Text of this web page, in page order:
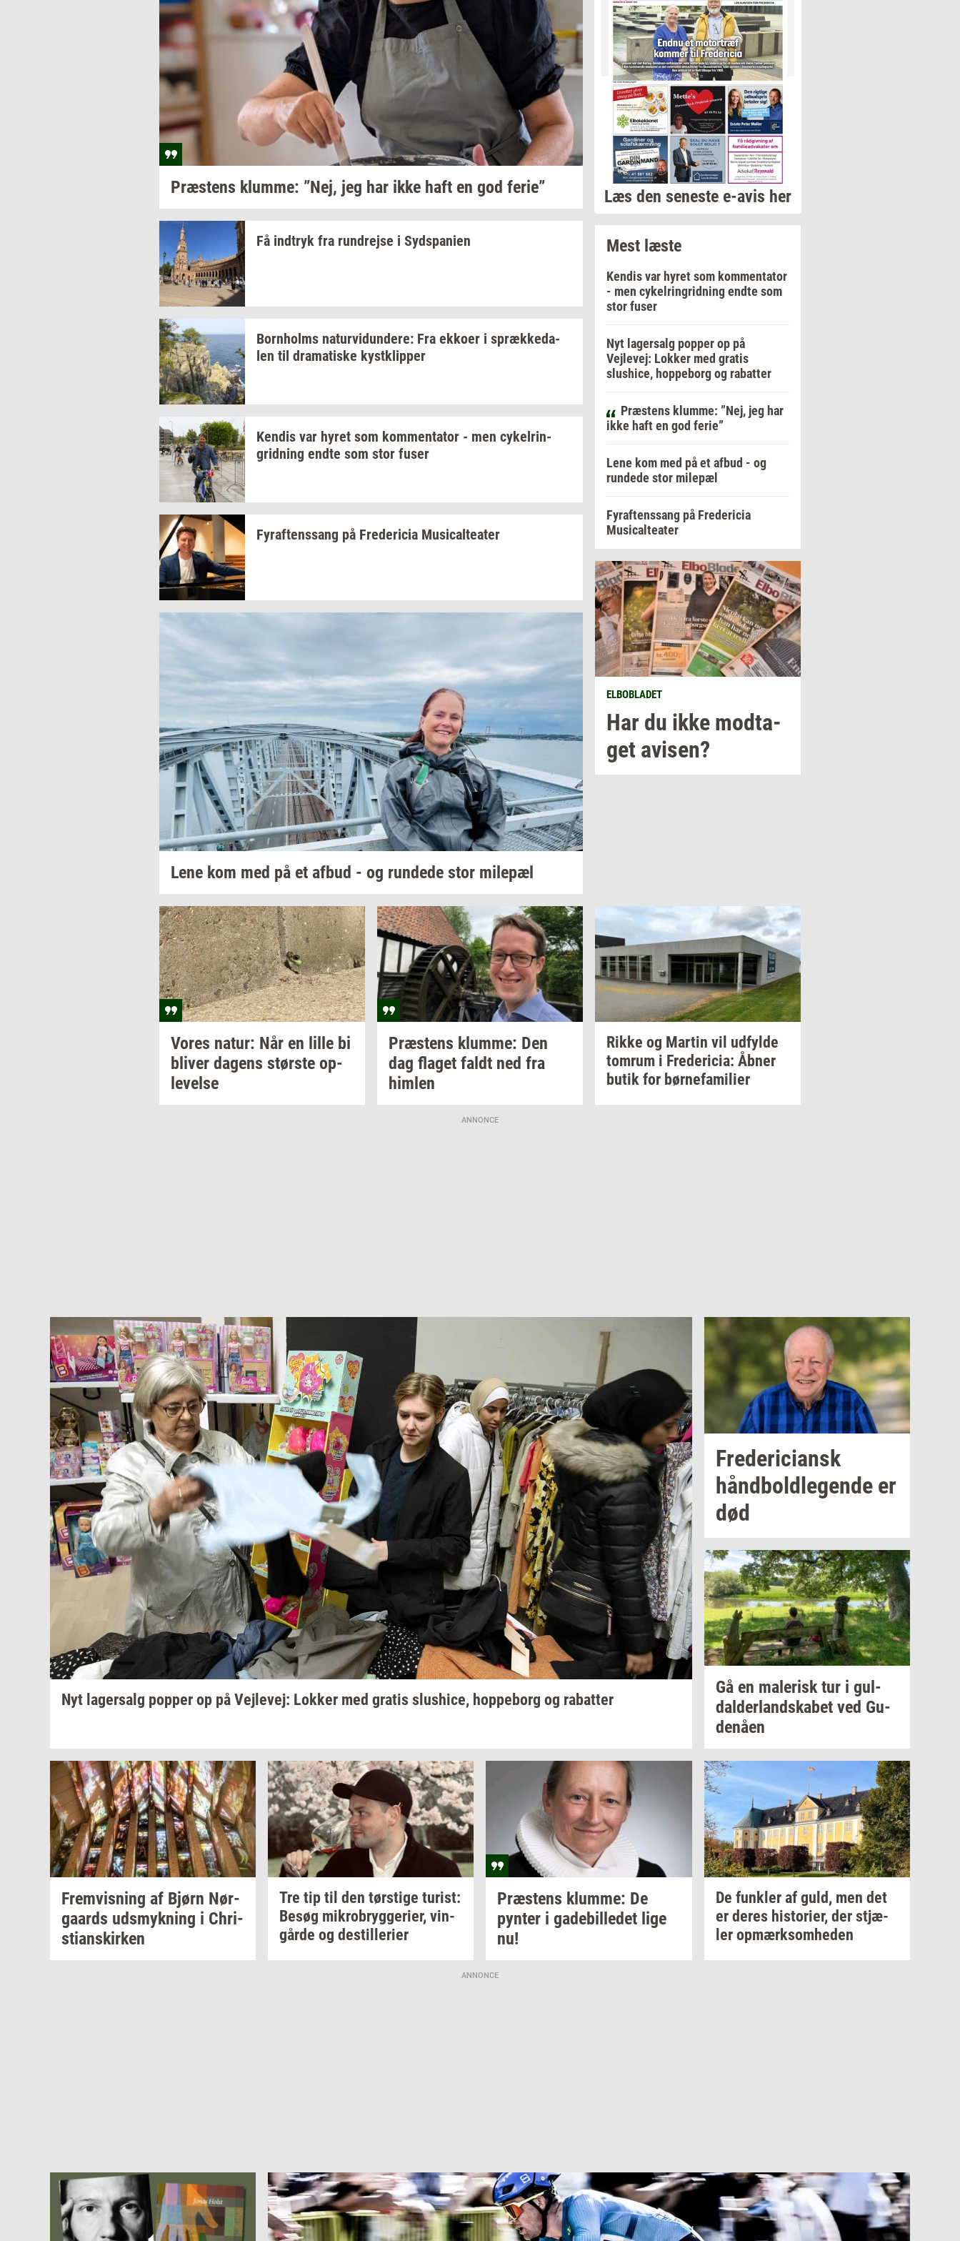
Præ­stens klum­me: ”Nej, jeg har ikke haft en god ferie”
Få ind­tryk fra run­drej­se i Syds­pa­ni­en
Born­holms na­tur­vi­dun­de­re: Fra ek­ko­er i spræk­ke­da­
len til dra­ma­ti­ske kyst­klip­per
Ken­dis var hyret som kom­men­ta­tor - men cy­kel­rin­
grid­ning endte som stor fuser
Fyraf­tens­sang på Fre­de­ri­cia Mu­si­cal­te­a­ter
Lene kom med på et afbud - og run­de­de stor milepæl
Læs den seneste e-avis her
Mest læste
Kendis var hyret som kommentator
- men cykelringridning endte som
stor fuser
Nyt lagersalg popper op på
Vejlevej: Lokker med gratis
slushice, hoppeborg og rabatter
Præstens klumme: ”Nej, jeg har
ikke haft en god ferie”
Lene kom med på et afbud - og
rundede stor milepæl
Fyraftenssang på Fredericia
Musicalteater
ELBOBLADET
Har du ikke mod­ta­
get avi­sen?
Vores natur: Når en lille bi
bli­ver da­gens stør­ste op­
le­vel­se
Præ­stens klum­me: Den
dag fla­get faldt ned fra
him­len
Rikke og Mar­tin vil ud­fyl­de
tom­rum i Fre­de­ri­cia: Åbner
butik for bør­ne­fa­mi­li­er
ANNONCE
Nyt la­ger­salg pop­perop på Vej­le­vej: Lok­kermed gra­tis slus­hi­ce, hop­pe­borg og ra­bat­ter
Fre­de­ri­ci­ansk
hånd­bold­le­gen­deer
død
Gå en ma­le­risktur i gul­
dal­der­land­ska­betved Gu­
denå­en
Frem­vis­ning af Bjørn Nør­
gaards udsmyk­ning i Chri­
sti­anskir­ken
Tre tip til dentørsti­ge turist:
Besøg mi­kro­bryg­ge­ri­er, vin­
går­de ogdestil­le­ri­er
Præ­stens klum­me: De
py­n­ter iga­de­bil­le­det lige
nu!
De funk­leraf guld, men det
er deres hi­sto­ri­er,der stjæ­
ler op­mærk­som­he­den
ANNONCE